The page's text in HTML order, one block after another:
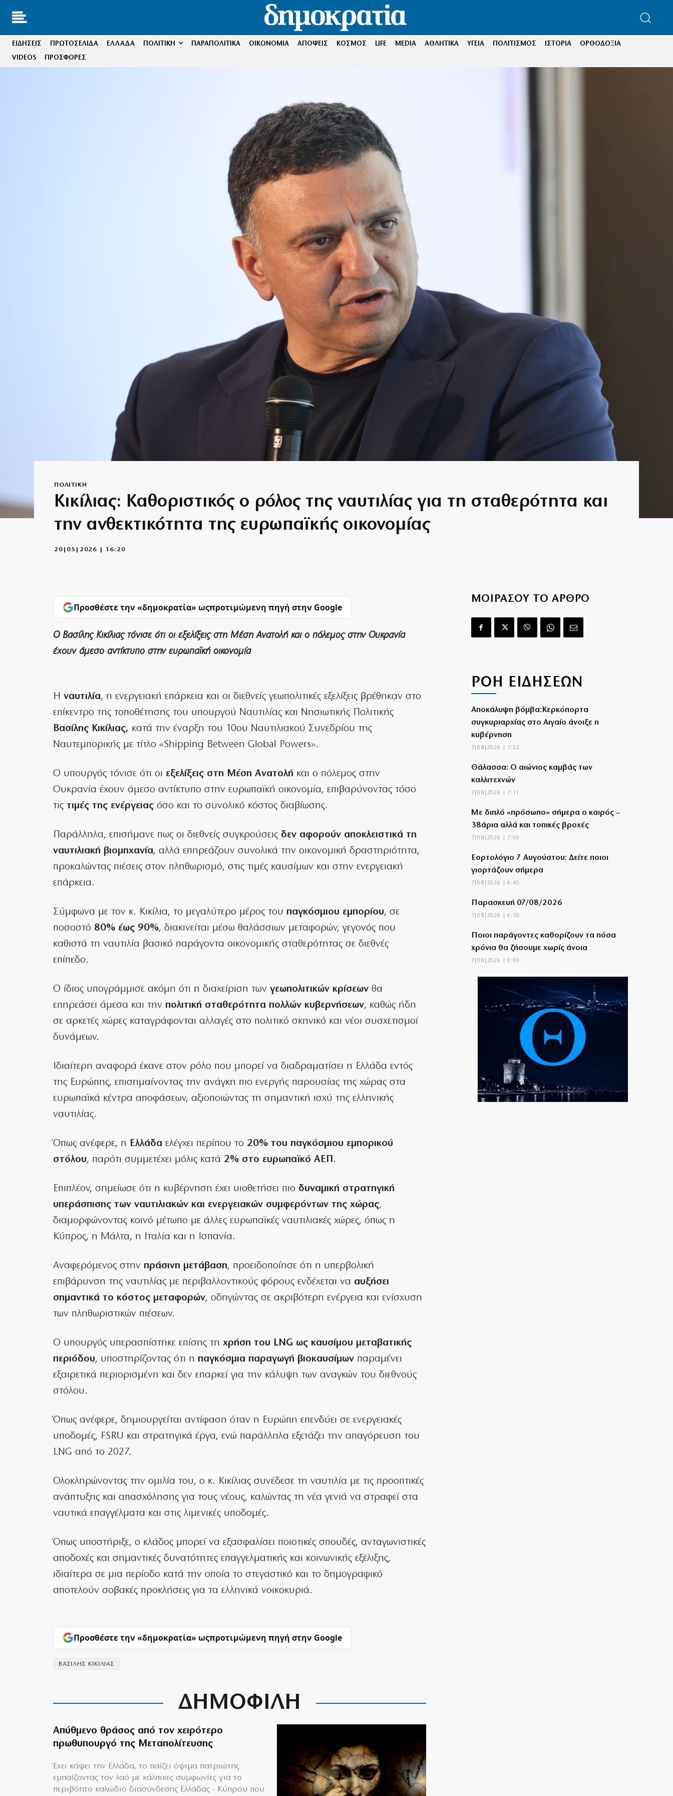
ΕΙΔΗΣΕΙΣ ΠΡΩΤΟΣΕΛΙΔΑ ΕΛΛΑΔΑ ΠΟΛΙΤΙΚΗ ΠΑΡΑΠΟΛΙΤΙΚΑ ΟΙΚΟΝΟΜΙΑ ΑΠΟΨΕΙΣ ΚΟΣΜΟΣ LIFE MEDIA ΑΘΛΗΤΙΚΑ ΥΓΕΙΑ ΠΟΛΙΤΙΣΜΟΣ ΙΣΤΟΡΙΑ
ΟΡΘΟΔΟΞΙΑ
VIDEOS
ΠΡΟΣΦΟΡΕΣ
ΠΟΛΙΤΙΚΗ
Κικίλιας: Καθοριστικός ο ρόλος της ναυτιλίας για τη σταθερότητα και
την ανθεκτικότητα της ευρωπαϊκής οικονομίας
20|05|2026 | 16:20
Προσθέστε την «δημοκρατία» ωςπροτιμώμενη πηγή στην Google
Ο Βασίλης Κικίλιας τόνισε ότι οι εξελίξεις στη Μέση Ανατολή και ο πόλεμος στην Ουκρανία
έχουν άμεσο αντίκτυπο στην ευρωπαϊκή οικονομία
Η ναυτιλία, η ενεργειακή επάρκεια και οι διεθνείς γεωπολιτικές εξελίξεις βρέθηκαν στο
επίκεντρο της τοποθέτησης του υπουργού Ναυτιλίας και Νησιωτικής Πολιτικής
Βασίλης Κικίλιας, κατά την έναρξη του 10ου Ναυτιλιακού Συνεδρίου της
Ναυτεμπορικής με τίτλο «Shipping Between Global Powers».
Ο υπουργός τόνισε ότι οι εξελίξεις στη Μέση Ανατολή και ο πόλεμος στην
Ουκρανία έχουν άμεσο αντίκτυπο στην ευρωπαϊκή οικονομία, επιβαρύνοντας τόσο
τις τιμές της ενέργειας όσο και το συνολικό κόστος διαβίωσης.
Παράλληλα, επισήμανε πως οι διεθνείς συγκρούσεις δεν αφορούν αποκλειστικά τη
ναυτιλιακή βιομηχανία, αλλά επηρεάζουν συνολικά την οικονομική δραστηριότητα,
προκαλώντας πιέσεις στον πληθωρισμό, στις τιμές καυσίμων και στην ενεργειακή
επάρκεια.
Σύμφωνα με τον κ. Κικίλια, το μεγαλύτερο μέρος του παγκόσμιου εμπορίου, σε
ποσοστό 80% έως 90%, διακινείται μέσω θαλάσσιων μεταφορών, γεγονός που
καθιστά τη ναυτιλία βασικό παράγοντα οικονομικής σταθερότητας σε διεθνές
επίπεδο.
Ο ίδιος υπογράμμισε ακόμη ότι η διαχείριση των γεωπολιτικών κρίσεων θα
επηρεάσει άμεσα και την πολιτική σταθερότητα πολλών κυβερνήσεων, καθώς ήδη
σε αρκετές χώρες καταγράφονται αλλαγές στο πολιτικό σκηνικό και νέοι συσχετισμοί
δυνάμεων.
Ιδιαίτερη αναφορά έκανε στον ρόλο που μπορεί να διαδραματίσει η Ελλάδα εντός
της Ευρώπης, επισημαίνοντας την ανάγκη πιο ενεργής παρουσίας της χώρας στα
ευρωπαϊκά κέντρα αποφάσεων, αξιοποιώντας τη σημαντική ισχύ της ελληνικής
ναυτιλίας.
Όπως ανέφερε, η Ελλάδα ελέγχει περίπου το 20% του παγκόσμιου εμπορικού
στόλου, παρότι συμμετέχει μόλις κατά 2% στο ευρωπαϊκό ΑΕΠ.
Επιπλέον, σημείωσε ότι η κυβέρνηση έχει υιοθετήσει πιο δυναμική στρατηγική
υπεράσπισης των ναυτιλιακών και ενεργειακών συμφερόντων της χώρας,
διαμορφώνοντας κοινό μέτωπο με άλλες ευρωπαϊκές ναυτιλιακές χώρες, όπως η
Κύπρος, η Μάλτα, η Ιταλία και η Ισπανία.
Αναφερόμενος στην πράσινη μετάβαση, προειδοποίησε ότι η υπερβολική
επιβάρυνση της ναυτιλίας με περιβαλλοντικούς φόρους ενδέχεται να αυξήσει
σημαντικά το κόστος μεταφορών, οδηγώντας σε ακριβότερη ενέργεια και ενίσχυση
των πληθωριστικών πιέσεων.
Ο υπουργός υπερασπίστηκε επίσης τη χρήση του LNG ως καυσίμου μεταβατικής
περιόδου, υποστηρίζοντας ότι η παγκόσμια παραγωγή βιοκαυσίμων παραμένει
εξαιρετικά περιορισμένη και δεν επαρκεί για την κάλυψη των αναγκών του διεθνούς
στόλου.
Όπως ανέφερε, δημιουργείται αντίφαση όταν η Ευρώπη επενδύει σε ενεργειακές
υποδομές, FSRU και στρατηγικά έργα, ενώ παράλληλα εξετάζει την απαγόρευση του
LNG από το 2027.
Ολοκληρώνοντας την ομιλία του, ο κ. Κικίλιας συνέδεσε τη ναυτιλία με τις προοπτικές
ανάπτυξης και απασχόλησης για τους νέους, καλώντας τη νέα γενιά να στραφεί στα
ναυτικά επαγγέλματα και στις λιμενικές υποδομές.
Όπως υποστήριξε, ο κλάδος μπορεί να εξασφαλίσει ποιοτικές σπουδές, ανταγωνιστικές
αποδοχές και σημαντικές δυνατότητες επαγγελματικής και κοινωνικής εξέλιξης,
ιδιαίτερα σε μια περίοδο κατά την οποία το στεγαστικό και το δημογραφικό
αποτελούν σοβακές προκλήσεις για τα ελληνικά νοικοκυριά.
Προσθέστε την «δημοκρατία» ωςπροτιμώμενη πηγή στην Google
ΒΑΣΙΛΗΣ ΚΙΚΙΛΙΑΣ
ΔΗΜΟΦΙΛΗ
Απύθμενο θράσος από τον χειρότερο
πρωθυπουργό της Μεταπολίτευσης
Έχει κάψει την Ελλάδα, το παίζει όψιμα πατριώτης
εμπαίζοντας τον λαό με κάλπικες συμφωνίες για το
περιβόητο καλώδιο διασύνδεσης Ελλάδας - Κύπρου που
ΜΟΙΡΑΣΟΥ ΤΟ ΑΡΘΡΟ
ΡΟΗ ΕΙΔΗΣΕΩΝ
Αποκάλυψη βόμβα:Κερκόπορτα
συγκυριαρχίας στο Αιγαίο άνοιξε η
κυβέρνηση
7|08|2026 | 7:22
Θάλασσα: Ο αιώνιος καμβάς των
καλλιτεχνών
7|08|2026 | 7:11
Με διπλό «πρόσωπο» σήμερα ο καιρός –
38άρια αλλά και τοπικές βροχές
7|08|2026 | 7:00
Εορτολόγιο 7 Αυγούστου: Δείτε ποιοι
γιορτάζουν σήμερα
7|08|2026 | 6:45
Παρασκευή 07/08/2026
7|08|2026 | 6:30
Ποιοι παράγοντες καθορίζουν τα πόσα
χρόνια θα ζήσουμε χωρίς άνοια
7|08|2026 | 0:00
6|08|2026 | 23:50
Σε τρόφιμα και tech μπαίνουν τα funds
6|08|2026 | 23:40
Ελασσόνα: 75χρονος αγρότης βρέθηκε
νεκρός στο χωράφι του
6|08|2026 | 23:30
Όταν άλλαξαν τα πάντα στην ενημέρωση